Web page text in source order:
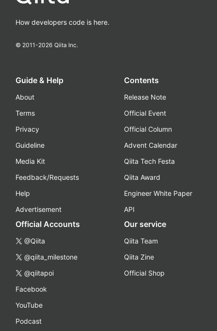
How developers code is here.
© 2011-2026 Qiita Inc.
Guide & Help
About
Terms
Privacy
Guideline
Media Kit
Feedback/Requests
Help
Advertisement
Contents
Release Note
Official Event
Official Column
Advent Calendar
Qiita Tech Festa
Qiita Award
Engineer White Paper
API
Official Accounts
@Qiita
@qiita_milestone
@qiitapoi
Facebook
YouTube
Podcast
Our service
Qiita Team
Qiita Zine
Official Shop